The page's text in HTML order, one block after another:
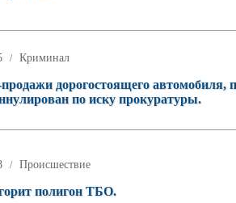
/ Криминал
дорогостоящего автомобиля,
по иску прокуратуры.
/ Происшествие
полигон ТБО.